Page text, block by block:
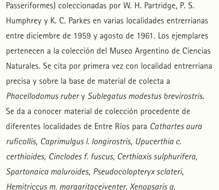
Passeriformes) coleccionadas por W. H. Partridge, P. S.
Humphrey y K. C. Parkes en varias localidades entrerrianas
entre diciembre de 1959 y agosto de 1961. Los ejemplares
pertenecen a la colección del Museo Argentino de Ciencias
Naturales. Se cita por primera vez con localidad entrerriana
precisa y sobre la base de material de colecta a
Phacellodomus rubery Sublegatus modestus brevirostris.
Se da a conocer material de colección procedente de
diferentes localidades de Entre Ríos para Cathartes aura
ruficollis, Caprimulgus l. longirostris, Upucerthia c.
certhioides, Cinclodes f. fuscus, Certhiaxis sulphurifera,
Spartonaica maluroides, Pseudocolopteryx sclateri,
Hemitriccus m. margaritaceiventer, Xenopsaris a.